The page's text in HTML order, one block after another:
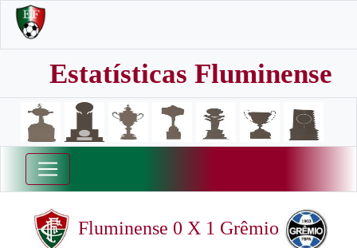
Estatísticas Fluminense
Fluminense 0 X 1 Grêmio